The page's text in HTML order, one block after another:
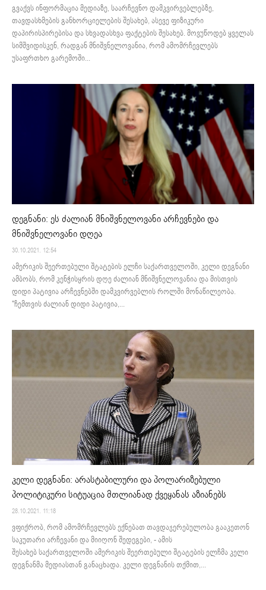
გვაქვს ინფორმაცია მედიაზე, საარჩევნო დამკვირვებლებზე,
თავდასხმების განხორციელების შესახებ, ასევე ფიზიკური
დაპირისპირებისა და სხვადასხვა ფაქტების შესახებ. მოვუწოდებ ყველას
სიმშვიდისკენ, რადგან მნიშვნელოვანია, რომ ამომრჩევლებს
უსაფრთხო გარემოში...
დეგნანი: ეს ძალიან მნიშვნელოვანი არჩევნები და
მნიშვნელოვანი დღეა
30.10.2021. 12:54
ამერიკის შეერთებული შტატების ელჩი საქართველოში, კელი დეგნანი
ამბობს, რომ კენჭისყრის დღე ძალიან მნიშვნელოვანია და მისთვის
დიდი პატივია არჩევნებში დამკვირვებლის როლში მონაწილეობა.
"ჩემთვის ძალიან დიდი პატივია,...
კელი დეგნანი: არასტაბილური და პოლარიზებული
პოლიტიკური სიტუაცია მთლიანად ქვეყანას აზიანებს
28.10.2021. 11:18
ვფიქრობ, რომ ამომრჩევლებს ექნებათ თავდაჯერებულობა გააკეთონ
საკუთარი არჩევანი და მიიღონ შედეგები, - ამის
შესახებ საქართველოში ამერიკის შეერთებული შტატების ელჩმა კელი
დეგნანმა მედიასთან განაცხადა. კელი დეგნანის თქმით,...